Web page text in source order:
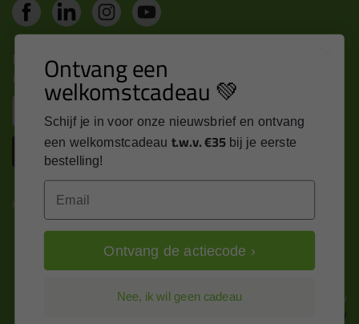
Nieuws, tips en exclusieve deals rechtstreeks in je
inbox
Inschrijven
Kitcentrum is trots op:
Alle prijzen zijn in EURO en excl. 21% BTW
wijzig naar incl. BTW
Ontvang een
welkomstcadeau 💚
Schijf je in voor onze nieuwsbrief en ontvang
een welkomstcadeau t.w.v. €35 bij je eerste
bestelling!
Email
Ontvang de actiecode ›
Nee, ik wil geen cadeau